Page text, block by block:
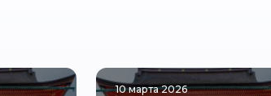
10 марта 2026